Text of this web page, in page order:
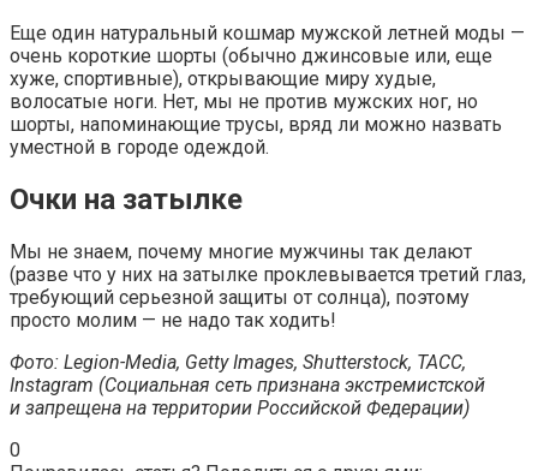
Еще один натуральный кошмар мужской летней моды —
очень короткие шорты (обычно джинсовые или, еще
хуже, спортивные), открывающие миру худые,
волосатые ноги. Нет, мы не против мужских ног, но
шорты, напоминающие трусы, вряд ли можно назвать
уместной в городе одеждой.
Очки на затылке
Мы не знаем, почему многие мужчины так делают
(разве что у них на затылке проклевывается третий глаз,
требующий серьезной защиты от солнца), поэтому
просто молим — не надо так ходить!
Фото: Legion-Media, Getty Images, Shutterstock, ТАСС,
Instagram (Социальная сеть признана экстремистской
и запрещена на территории Российской Федерации)
0